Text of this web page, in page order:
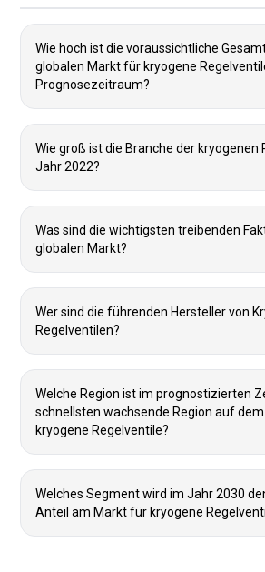
Wie hoch ist die voraussichtliche
globalen Markt für kryogene
Prognosezeitraum?
Wie groß ist die Branche der kryogenen
Jahr 2022?
Was sind die wichtigsten treibenden
globalen Markt?
Wer sind die führenden Hersteller von
Regelventilen?
Welche Region ist im prognostizierten
schnellsten wachsende Region auf
kryogene Regelventile?
Welches Segment wird im Jahr 2030
Anteil am Markt für kryogene